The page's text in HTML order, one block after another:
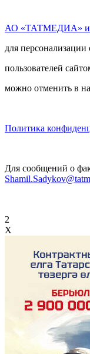
АО «ТАТМЕДИА»
для персонализации
пользователей
можно отменить в
Политика
Для сообщений о
2
X